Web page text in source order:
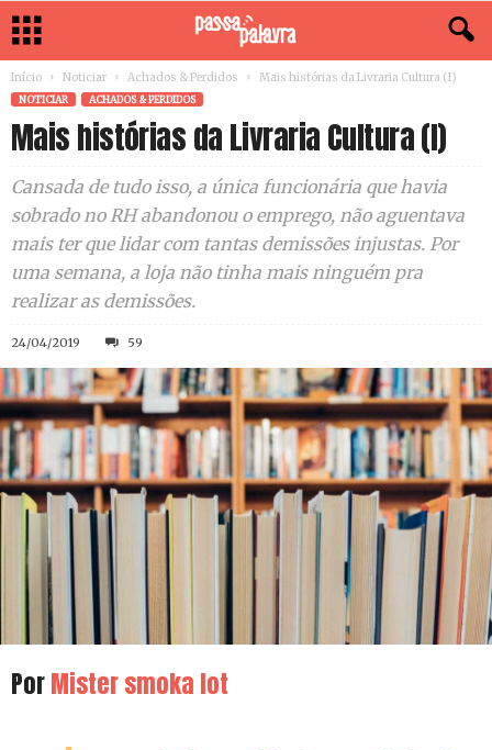
Início Noticiar Achados & Perdidos Mais histórias da Livraria Cultura (I)
NOTICIAR ACHADOS & PERDIDOS
Mais histórias da Livraria Cultura (I)
Cansada de tudo isso, a única funcionária que havia
sobrado no RH abandonou o emprego, não aguentava
mais ter que lidar com tantas demissões injustas. Por
uma semana, a loja não tinha mais ninguém pra
realizar as demissões.
24/04/2019 59
PorMister smoka lot